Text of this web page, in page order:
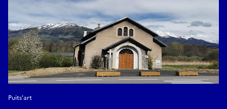
Puits'art